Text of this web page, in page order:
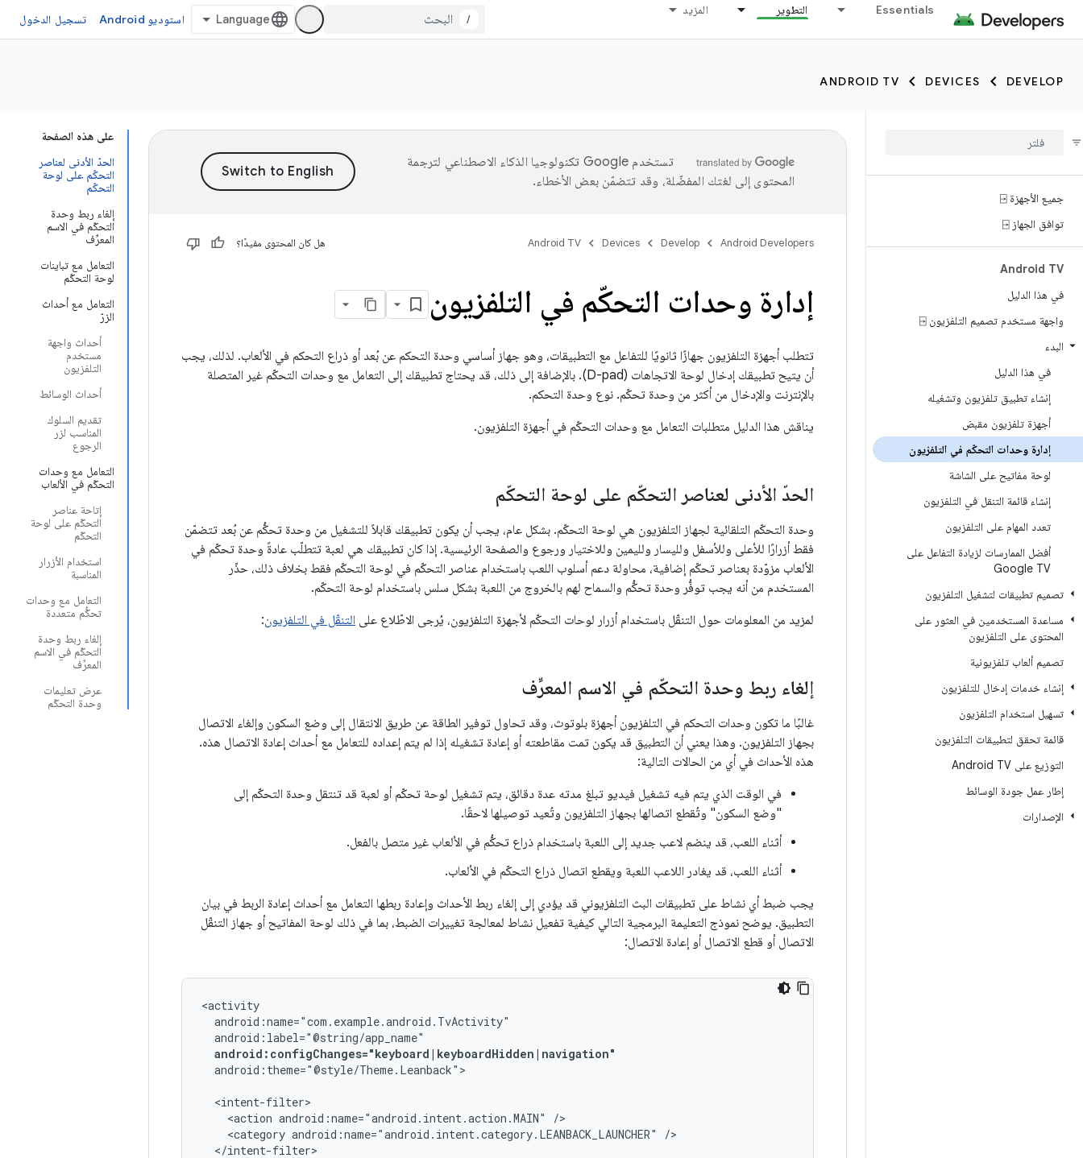
Essentials التطوير المزيد
/ استوديو Android تسجيل الدخول
DEVELOP
DEVICES
ANDROID TV
جميع الأجهزة ⍈
توافق الجهاز ⍈
Android TV
في هذا الدليل
واجهة مستخدم تصميم التلفزيون ⍈
البدء
في هذا الدليل
إنشاء تطبيق تلفزيون وتشغيله
أجهزة تلفزيون مقبض
إدارة وحدات التحكّم في التلفزيون
لوحة مفاتيح على الشاشة
إنشاء قائمة التنقل في التلفزيون
تعدد المهام على التلفزيون
أفضل الممارسات لزيادة التفاعل على
Google TV
تصميم تطبيقات لتشغيل التلفزيون
مساعدة المستخدمين في العثور على
المحتوى على التلفزيون
تصميم ألعاب تلفزيونية
إنشاء خدمات إدخال للتلفزيون
تسهيل استخدام التلفزيون
قائمة تحقق لتطبيقات التلفزيون
التوزيع على Android TV
إطار عمل جودة الوسائط
الإصدارات
على هذه الصفحة
الحدّ الأدنى لعناصر
التحكّم على لوحة
التحكّم
إلغاء ربط وحدة
التحكّم في الاسم
المعرِّف
التعامل مع تباينات
لوحة التحكّم
التعامل مع أحداث
الزرّ
أحداث واجهة
مستخدم
التلفزيون
أحداث الوسائط
تقديم السلوك
المناسب لزر
الرجوع
التعامل مع وحدات
التحكّم في الألعاب
إتاحة عناصر
التحكّم على لوحة
التحكّم
استخدام الأزرار
المناسبة
التعامل مع وحدات
تحكُّم متعددة
إلغاء ربط وحدة
التحكّم في الاسم
المعرِّف
عرض تعليمات
وحدة التحكّم
تستخدم Google تكنولوجيا الذكاء الاصطناعي لترجمة
المحتوى إلى لغتك المفضّلة، وقد تتضمّن بعض الأخطاء.
Android Developers
Develop
Devices
Android TV هل كان المحتوى مفيدًا؟
إدارة وحدات التحكّم في التلفزيون
تتطلب أجهزة التلفزيون جهازًا ثانويًا للتفاعل مع التطبيقات، وهو جهاز أساسي وحدة التحكم عن بُعد أو ذراع التحكم في الألعاب. لذلك، يجب
أن يتيح تطبيقك إدخال لوحة الاتجاهات (D-pad). بالإضافة إلى ذلك، قد يحتاج تطبيقك إلى التعامل مع وحدات التحكّم غير المتصلة
بالإنترنت والإدخال من أكثر من وحدة تحكّم. نوع وحدة التحكم.
يناقش هذا الدليل متطلبات التعامل مع وحدات التحكّم في أجهزة التلفزيون.
الحدّ الأدنى لعناصر التحكّم على لوحة التحكّم
وحدة التحكّم التلقائية لجهاز التلفزيون هي لوحة التحكّم. بشكل عام، يجب أن يكون تطبيقك قابلاً للتشغيل من وحدة تحكُّم عن بُعد تتضمّن
فقط أزرارًا للأعلى وللأسفل ولليسار ولليمين وللاختيار ورجوع والصفحة الرئيسية. إذا كان تطبيقك هي لعبة تتطلّب عادةً وحدة تحكّم في
الألعاب مزوّدة بعناصر تحكّم إضافية، محاولة دعم أسلوب اللعب باستخدام عناصر التحكّم في لوحة التحكّم فقط بخلاف ذلك، حذّر
المستخدم من أنه يجب توفُّر وحدة تحكُّم والسماح لهم بالخروج من اللعبة بشكل سلس باستخدام لوحة التحكّم.
لمزيد من المعلومات حول التنقّل باستخدام أزرار لوحات التحكّم لأجهزة التلفزيون، يُرجى الاطّلاع على التنقّل في التلفزيون:
إلغاء ربط وحدة التحكّم في الاسم المعرِّف
غالبًا ما تكون وحدات التحكم في التلفزيون أجهزة بلوتوث، وقد تحاول توفير الطاقة عن طريق الانتقال إلى وضع السكون وإلغاء الاتصال
بجهاز التلفزيون. وهذا يعني أن التطبيق قد يكون تمت مقاطعته أو إعادة تشغيله إذا لم يتم إعداده للتعامل مع أحداث إعادة الاتصال هذه.
هذه الأحداث في أي من الحالات التالية:
في الوقت الذي يتم فيه تشغيل فيديو تبلغ مدته عدة دقائق، يتم تشغيل لوحة تحكّم أو لعبة قد تنتقل وحدة التحكّم إلى
"وضع السكون" وتُقطع اتصالها بجهاز التلفزيون وتُعيد توصيلها لاحقًا.
أثناء اللعب، قد ينضم لاعب جديد إلى اللعبة باستخدام ذراع تحكُّم في الألعاب غير متصل بالفعل.
أثناء اللعب، قد يغادر اللاعب اللعبة ويقطع اتصال ذراع التحكّم في الألعاب.
يجب ضبط أي نشاط على تطبيقات البث التلفزيوني قد يؤدي إلى إلغاء ربط الأحداث وإعادة ربطها التعامل مع أحداث إعادة الربط في بيان
التطبيق. يوضح نموذج التعليمة البرمجية التالي كيفية تفعيل نشاط لمعالجة تغييرات الضبط، بما في ذلك لوحة المفاتيح أو جهاز التنقّل
الاتصال أو قطع الاتصال أو إعادة الاتصال:
android:configChanges="keyboard|keyboardHidden|navigation"
android:theme="@style/Theme.Leanback">
<action android:name="android.intent.action.MAIN"
<category android:name="android.intent.category.LEANBACK_LAUNCHER"